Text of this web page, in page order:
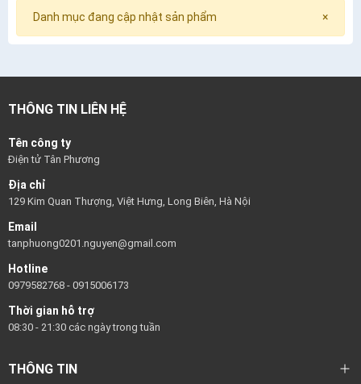
×
Danh mục đang cập nhật sản phẩm
THÔNG TIN LIÊN HỆ
Tên công ty
Điện tử Tân Phương
Địa chỉ
129 Kim Quan Thượng, Việt Hưng, Long Biên, Hà Nội
Email
tanphuong0201.nguyen@gmail.com
Hotline
0979582768 - 0915006173
Thời gian hỗ trợ
08:30 - 21:30 các ngày trong tuần
THÔNG TIN